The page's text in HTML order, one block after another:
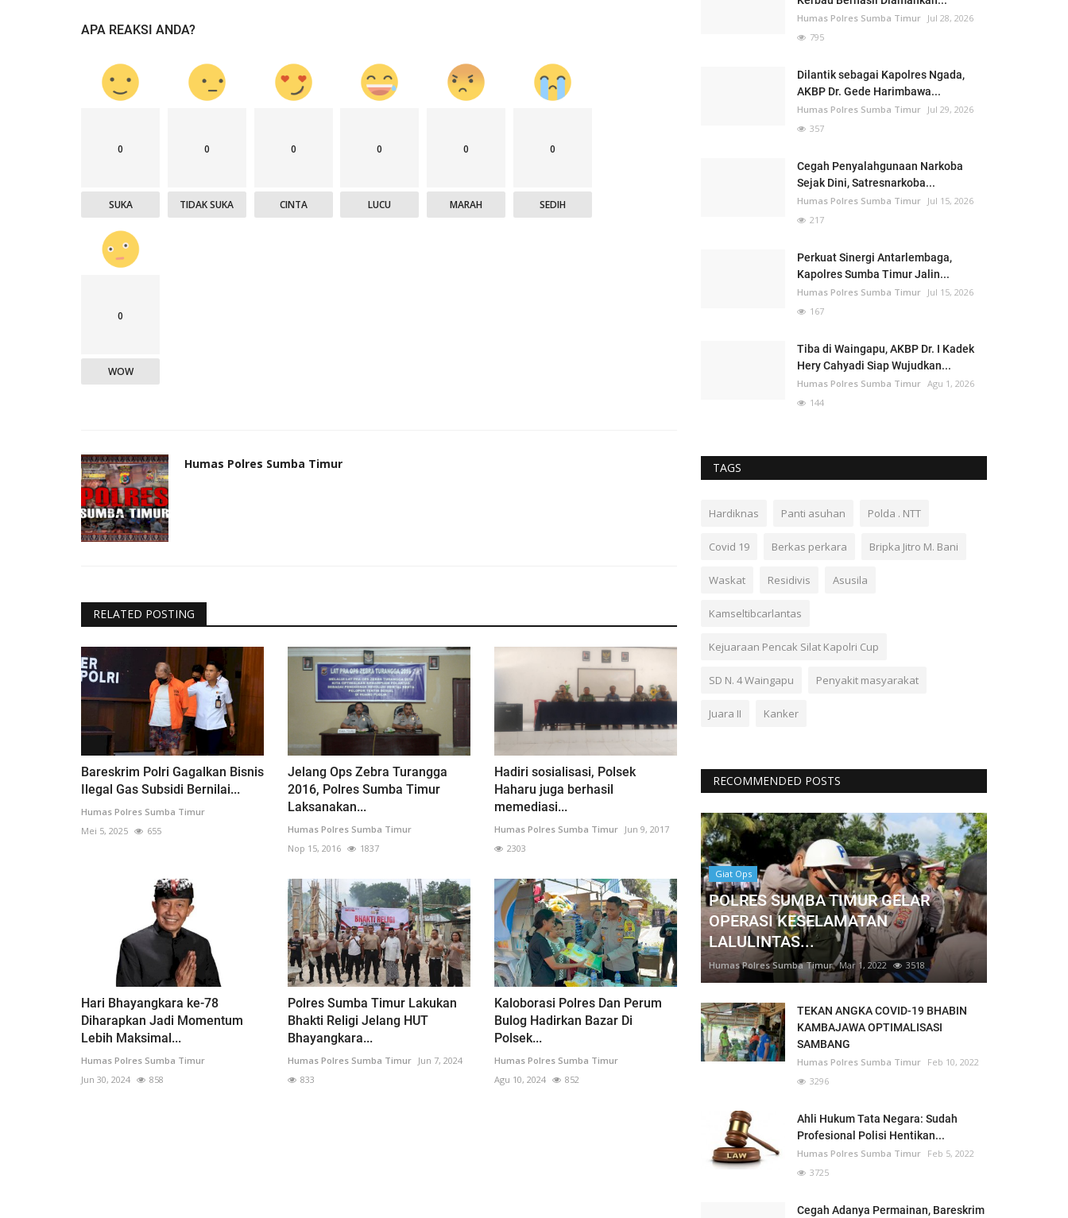
APA REAKSI ANDA?
0
SUKA
0
TIDAK SUKA
0
CINTA
0
LUCU
0
MARAH
0
SEDIH
0
WOW
Humas Polres Sumba Timur
RELATED POSTING
Bareskrim Polri Gagalkan Bisnis
Ilegal Gas Subsidi Bernilai...
Humas Polres Sumba Timur
Mei 5, 2025
655
Jelang Ops Zebra Turangga
2016, Polres Sumba Timur
Laksanakan...
Humas Polres Sumba Timur
Nop 15, 2016
1837
Hadiri sosialisasi, Polsek
Haharu juga berhasil
memediasi...
Humas Polres Sumba Timur
Jun 9, 2017
2303
Hari Bhayangkara ke-78
Diharapkan Jadi Momentum
Lebih Maksimal...
Humas Polres Sumba Timur
Jun 30, 2024
858
Polres Sumba Timur Lakukan
Bhakti Religi Jelang HUT
Bhayangkara...
Humas Polres Sumba Timur
Jun 7, 2024
833
Kaloborasi Polres Dan Perum
Bulog Hadirkan Bazar Di
Polsek...
Humas Polres Sumba Timur
Agu 10, 2024
852
Humas Polres Sumba Timur Jul 28, 2026
795
Dilantik sebagai Kapolres Ngada,
AKBP Dr. Gede Harimbawa...
Humas Polres Sumba Timur Jul 29, 2026
357
Cegah Penyalahgunaan Narkoba
Sejak Dini, Satresnarkoba...
Humas Polres Sumba Timur Jul 15, 2026
217
Perkuat Sinergi Antarlembaga,
Kapolres Sumba Timur Jalin...
Humas Polres Sumba Timur Jul 15, 2026
167
Tiba di Waingapu, AKBP Dr. I Kadek
Hery Cahyadi Siap Wujudkan...
Humas Polres Sumba Timur Agu 1, 2026
144
TAGS
Hardiknas Panti asuhan Polda . NTT
Covid 19 Berkas perkara Bripka Jitro M. Bani
Waskat Residivis Asusila
Kamseltibcarlantas
Kejuaraan Pencak Silat Kapolri Cup
SD N. 4 Waingapu Penyakit masyarakat
Juara II Kanker
RECOMMENDED POSTS
Giat Ops
POLRES SUMBA TIMUR GELAR
OPERASI KESELAMATAN
LALULINTAS...
Humas Polres Sumba Timur Mar 1, 2022 3518
TEKAN ANGKA COVID-19 BHABIN
KAMBAJAWA OPTIMALISASI
SAMBANG
Humas Polres Sumba Timur Feb 10, 2022
3296
Ahli Hukum Tata Negara: Sudah
Profesional Polisi Hentikan...
Humas Polres Sumba Timur Feb 5, 2022
3725
Cegah Adanya Permainan, Bareskrim